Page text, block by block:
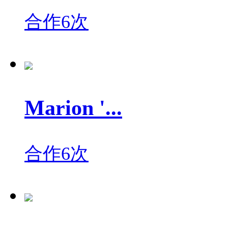
合作6次
Marion '...
合作6次